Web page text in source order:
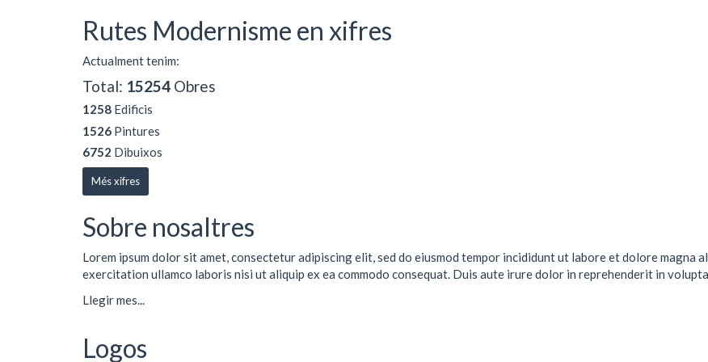
Rutes Modernisme en xifres
Actualment tenim:
Total: 15254 Obres
1258 Edificis
1526 Pintures
6752 Dibuixos
Més xifres
Sobre nosaltres
Lorem ipsum dolor sit amet, consectetur adipiscing elit, sed do eiusmod tempor incididunt ut labore et dolore magna
exercitation ullamco laboris nisi ut aliquip ex ea commodo consequat. Duis aute irure dolor in reprehenderit in
Llegir mes...
Logos